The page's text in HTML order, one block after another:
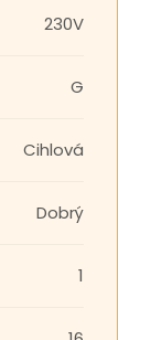
230V
G
Cihlová
Dobrý
1